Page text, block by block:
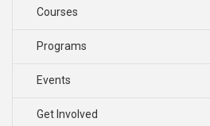
Courses
Programs
Events
Get Involved